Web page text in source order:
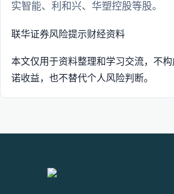
实智能、利和兴、华塑控股等股。
联华证券风险提示财经资料
本文仅用于资料整理和学习交流，不
诺收益，也不替代个人风险判断。